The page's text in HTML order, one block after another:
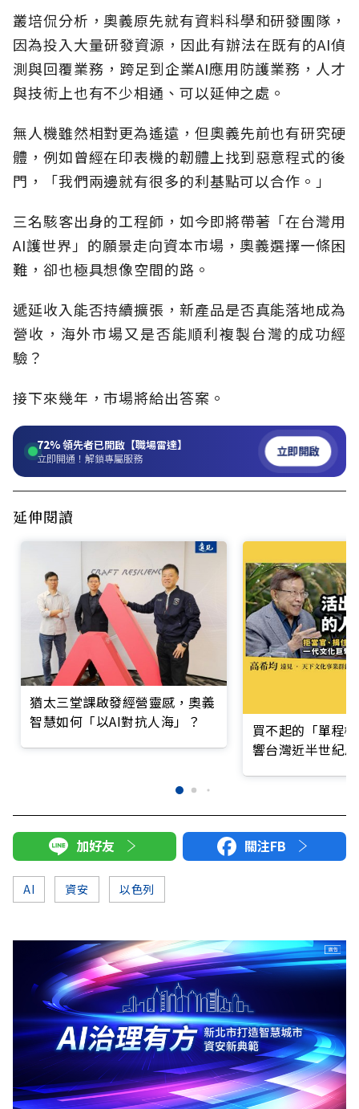
叢培侃分析，奧義原先就有資料科學和研發團隊，
因為投入大量研發資源，因此有辦法在既有的AI偵
測與回覆業務，跨足到企業AI應用防護業務，人才
與技術上也有不少相通、可以延伸之處。
無人機雖然相對更為遙遠，但奧義先前也有研究硬
體，例如曾經在印表機的韌體上找到惡意程式的後
門，「我們兩邊就有很多的利基點可以合作。」
三名駭客出身的工程師，如今即將帶著「在台灣用
AI護世界」的願景走向資本市場，奧義選擇一條困
難，卻也極具想像空間的路。
遞延收入能否持續擴張，新產品是否真能落地成為
營收，海外市場又是否能順利複製台灣的成功經
驗？
接下來幾年，市場將給出答案。
72%領先者已開啟【職場雷達】
立即開通！解鎖專屬服務 立即開啟
延伸閱讀
猶太三堂課啟發經營靈感，奧義
智慧如何「以AI對抗人海」？
買不起的「單程
響台灣近半世紀
加好友 關注FB
AI 資安 以色列